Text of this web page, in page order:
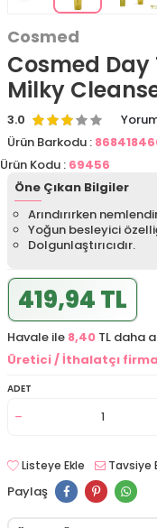
Cosmed
Cosmed
Milky
3.0
Ürün Barkodu :
Ürün Kodu : 69456
Öne Çıkan Bilgiler
Arındırırken
Yoğun besleyici
Dolgunlaştırıcıdır.
419,94 TL
Havale ile 8,40 TL daha
Üretici / İthalatçı
ADET
Listeye Ekle Tavsiye
Paylaş